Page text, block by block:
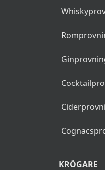
KRÖGARE